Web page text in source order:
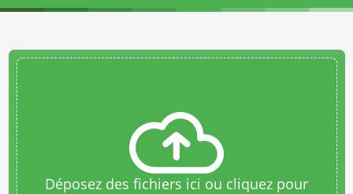
Déposez des fichiers ici ou cliquez pour